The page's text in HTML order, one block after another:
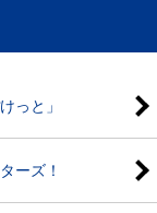
っと」
ーズ！